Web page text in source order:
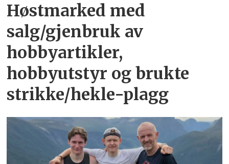
Høstmarked med
salg/gjenbruk av
hobbyartikler,
hobbyutstyr og brukte
strikke/hekle-plagg